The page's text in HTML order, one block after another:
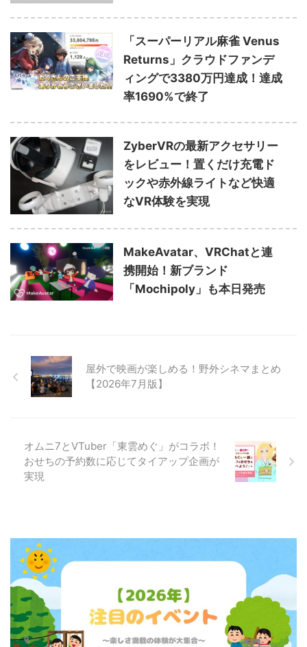
「スーパーリアル麻雀 Venus
Returns」クラウドファンデ
ィングで3380万円達成！達成
率1690%で終了
ZyberVRの最新アクセサリー
をレビュー！置くだけ充電ド
ックや赤外線ライトなど快適
なVR体験を実現
MakeAvatar、VRChatと連
携開始！新ブランド
「Mochipoly」も本日発売
屋外で映画が楽しめる！野外シネマまとめ
【2026年7月版】
オムニ7とVTuber「東雲めぐ」がコラボ！
おせちの予約数に応じてタイアップ企画が
実現